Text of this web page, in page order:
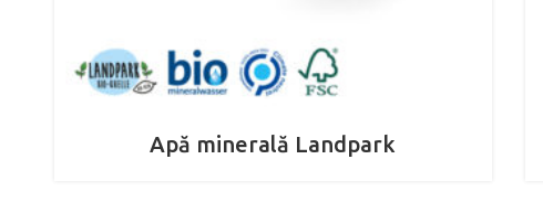
Apă minerală Landpark